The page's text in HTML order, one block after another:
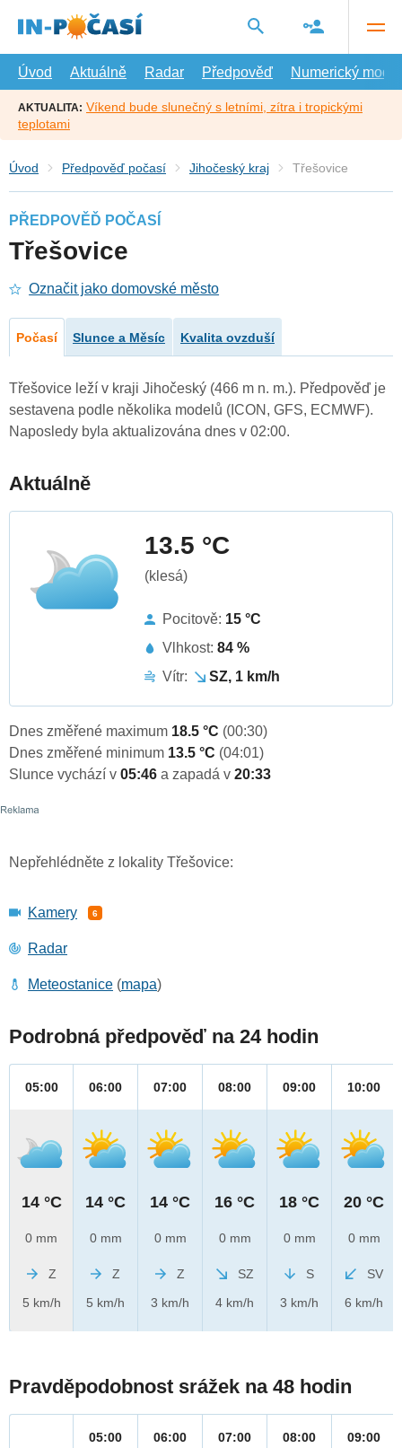
hlavní
Úvod
Aktuálně Radar Předpověď Numerický model
AKTUALITA: Víkend bude slunečný s letními, zítra i tropickými
teplotami
Úvod Předpověď počasí Jihočeský kraj Třešovice
PŘEDPOVĚĎ POČASÍ
Třešovice
Označit jako domovské město
Počasí Slunce a Měsíc Kvalita ovzduší
Třešovice leží v kraji Jihočeský (466 m n. m.). Předpověď je
sestavena podle několika modelů (ICON, GFS, ECMWF).
Naposledy byla aktualizována dnes v 02:00.
Aktuálně
13.5 °C
(klesá)
Pocitově: 15 °C
Vlhkost: 84 %
Vítr:
SZ, 1 km/h
Dnes změřené maximum 18.5 °C (00:30)
Dnes změřené minimum 13.5 °C (04:01)
Slunce vychází v 05:46 a zapadá v 20:33
Nepřehlédněte z lokality Třešovice:
Kamery 6
Radar
Meteostanice (mapa)
Podrobná předpověď na 24 hodin
05:00
14 °C
0 mm
Z
5 km/h
06:00
14 °C
0 mm
Z
5 km/h
07:00
14 °C
0 mm
Z
3 km/h
08:00
16 °C
0 mm
SZ
4 km/h
09:00
18 °C
0 mm
S
3 km/h
10:00
20 °C
0 mm
SV
6 km/h
Pravděpodobnost srážek na 48 hodin
05:00
06:00
07:00
08:00
09:00